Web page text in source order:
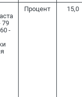
79
-
Процент 15,0